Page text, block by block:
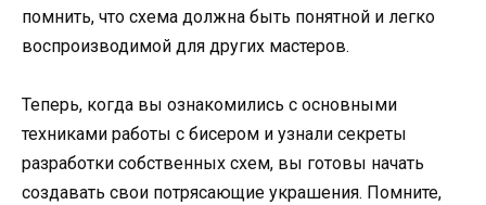
помнить, что схема должна быть понятной и легко
воспроизводимой для других мастеров.
Теперь, когда вы ознакомились с основными
техниками работы с бисером и узнали секреты
разработки собственных схем, вы готовы начать
создавать свои потрясающие украшения. Помните,